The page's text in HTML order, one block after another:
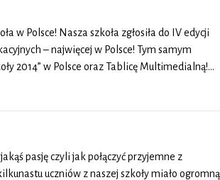
w Polsce! Nasza szkoła zgłosiła do IV edycji
– najwięcej w Polsce! Tym samym
2014” w Polsce oraz Tablicę Multimedialną!…
pasję czyli jak połączyć przyjemne z
uczniów z naszej szkoły miało ogromną